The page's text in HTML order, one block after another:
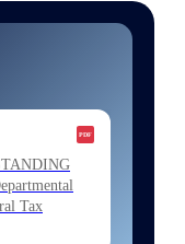
Tax